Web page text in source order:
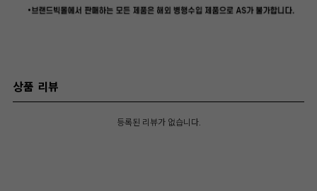
상품 리뷰
등록된 리뷰가 없습니다.